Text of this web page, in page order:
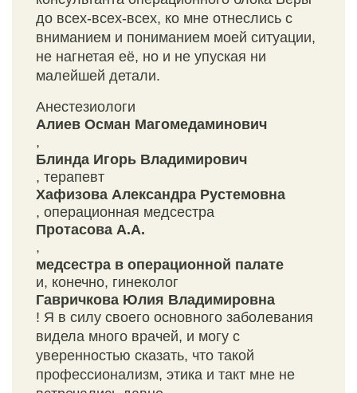
до всех-всех-всех, ко мне отнеслись с
вниманием и пониманием моей ситуации,
не нагнетая её, но и не упуская ни
малейшей детали.
Анестезиологи
Алиев Осман Магомедаминович
,
Блинда Игорь Владимирович
, терапевт
Хафизова Александра Рустемовна
, операционная медсестра
Протасова А.А.
,
медсестра в операционной палате
и, конечно, гинеколог
Гавричкова Юлия Владимировна
! Я в силу своего основного заболевания
видела много врачей, и могу с
уверенностью сказать, что такой
профессионализм, этика и такт мне не